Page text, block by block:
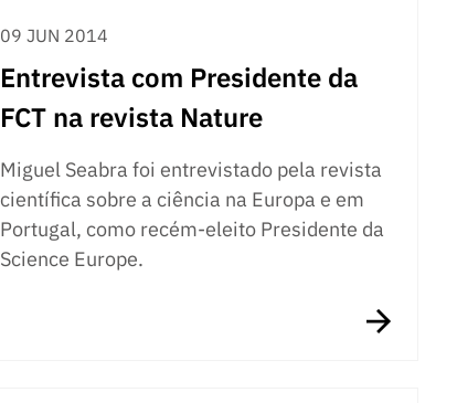
09 JUN 2014
Entrevista com Presidente da
FCT na revista Nature
Miguel Seabra foi entrevistado pela revista
científica sobre a ciência na Europa e em
Portugal, como recém-eleito Presidente da
Science Europe.